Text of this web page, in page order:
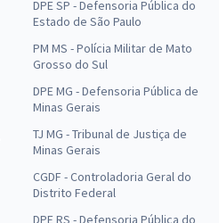
DPE SP - Defensoria Pública do
Estado de São Paulo
PM MS - Polícia Militar de Mato
Grosso do Sul
DPE MG - Defensoria Pública de
Minas Gerais
TJ MG - Tribunal de Justiça de
Minas Gerais
CGDF - Controladoria Geral do
Distrito Federal
DPE RS - Defensoria Pública do